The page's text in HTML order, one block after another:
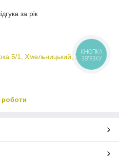
за рік
5/1, Хмельницький, Україна
роботи
КНОПКА
ЗВ'ЯЗКУ